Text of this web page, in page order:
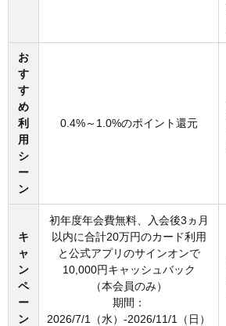
お
す
す
め
利
用
シ
ー
ン
0.4%～1.0%のポイント還元
キ
ャ
ン
ペ
ー
ン
初年度年会費無料、入会後3ヵ月
以内に合計20万円のカード利用
と公式アプリのサインオンで
10,000円キャッシュバック
（本会員のみ）
期間：
2026/7/1（水）-2026/11/1（日）